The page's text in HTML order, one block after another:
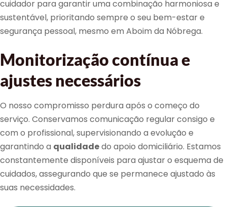
cuidador para garantir uma combinação harmoniosa e
sustentável, prioritando sempre o seu bem-estar e
segurança pessoal, mesmo em Aboim da Nóbrega.
Monitorização contínua e
ajustes necessários
O nosso compromisso perdura após o começo do
serviço. Conservamos comunicação regular consigo e
com o profissional, supervisionando a evolução e
garantindo a qualidadedo apoio domiciliário. Estamos
constantemente disponíveis para ajustar o esquema de
cuidados, assegurando que se permanece ajustado às
suas necessidades.